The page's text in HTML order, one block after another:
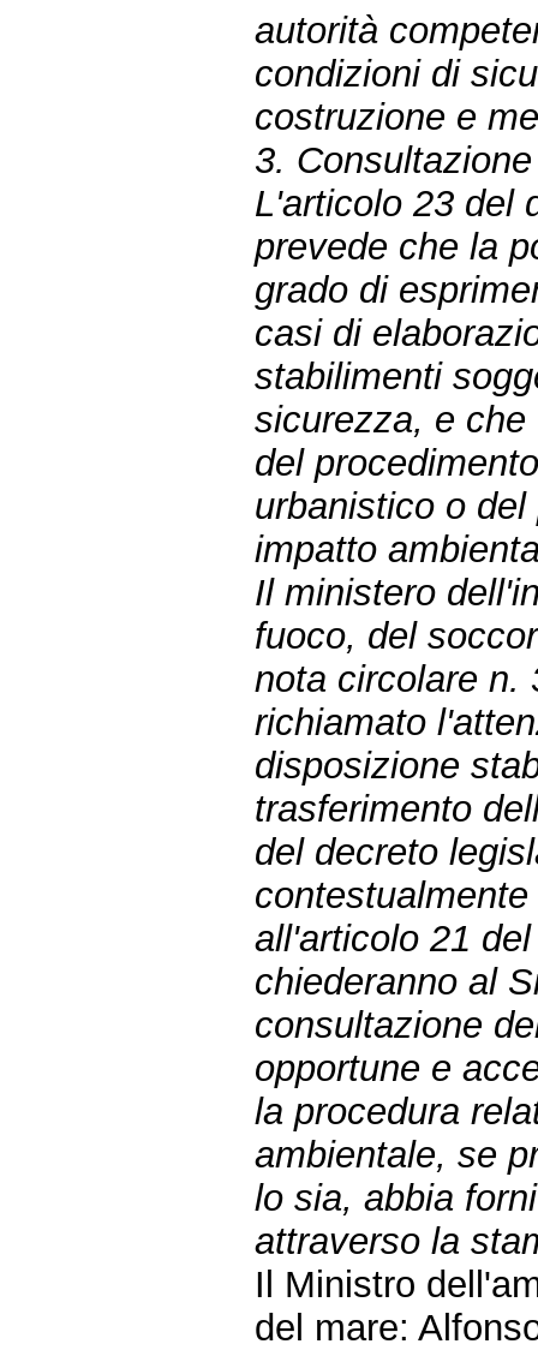
autorità
condizioni di
costruzione e
3.
L'articolo 23 del
prevede che la
grado di
casi di
stabilimenti
sicurezza, e
del
urbanistico o
impatto
Il ministero
fuoco, del
nota circolare n.
richiamato
disposizione
trasferimento
del decreto
all'articolo 21
chiederanno al
consultazione
opportune e
la procedura
ambientale, se
lo sia, abbia
attraverso la
Il Ministro
del mare: